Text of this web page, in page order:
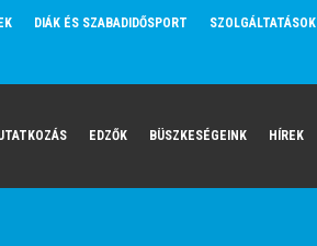
DIÁK ÉS SZABADIDŐSPORT SZOLGÁLTATÁSOK
EDZŐK BÜSZKESÉGEINK HÍREK